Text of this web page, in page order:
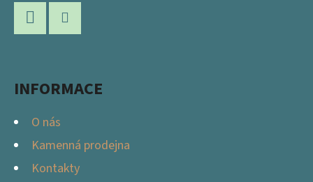
INFORMACE
O nás
Kamenná prodejna
Kontakty